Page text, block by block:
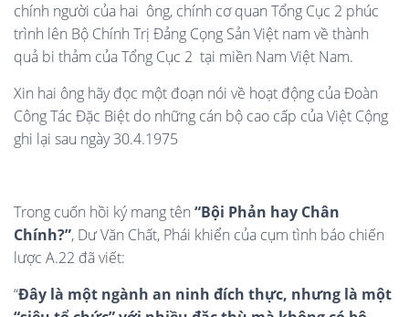
chính người của hai ông, chính cơ quan Tổng Cục 2 phúc
trình lên Bộ Chính Trị Đảng Cọng Sản Việt nam về thành
quả bi thảm của Tổng Cục 2 tại miền Nam Việt Nam.
Xin hai ông hãy đọc một đoạn nói về hoạt động của Đoàn
Công Tác Đặc Biệt do những cán bộ cao cấp của Việt Cộng
ghi lại sau ngày 30.4.1975
Trong cuốn hồi ký mang tên “Bội Phản hay Chân
Chính?”, Dư Văn Chất, Phái khiển của cụm tình báo chiến
lược A.22 đã viết:
“Đây là một ngành an ninh đích thực, nhưng là một